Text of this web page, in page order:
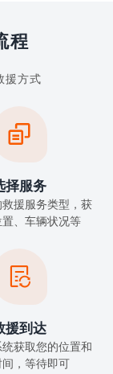
程
援方式

择服务
援服务类型，获
、车辆状况等

援到达
获取您的位置和
，等待即可